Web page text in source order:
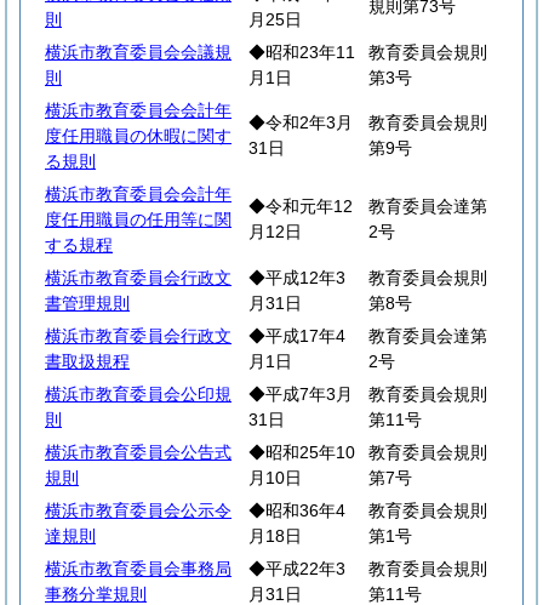
則
月25日
規則第73号
横浜市教育委員会会議規
則
◆昭和23年11
月1日
教育委員会規則
第3号
横浜市教育委員会会計年
度任用職員の休暇に関す
る規則
◆令和2年3月
31日
教育委員会規則
第9号
横浜市教育委員会会計年
度任用職員の任用等に関
する規程
◆令和元年12
月12日
教育委員会達第
2号
横浜市教育委員会行政文
書管理規則
◆平成12年3
月31日
教育委員会規則
第8号
横浜市教育委員会行政文
書取扱規程
◆平成17年4
月1日
教育委員会達第
2号
横浜市教育委員会公印規
則
◆平成7年3月
31日
教育委員会規則
第11号
横浜市教育委員会公告式
規則
◆昭和25年10
月10日
教育委員会規則
第7号
横浜市教育委員会公示令
達規則
◆昭和36年4
月18日
教育委員会規則
第1号
横浜市教育委員会事務局
事務分掌規則
◆平成22年3
月31日
教育委員会規則
第11号